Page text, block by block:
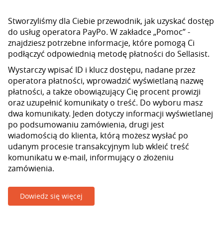
Stworzyliśmy dla Ciebie przewodnik, jak uzyskać dostęp
do usług operatora PayPo. W zakładce „Pomoc” -
znajdziesz potrzebne informacje, które pomogą Ci
podłączyć odpowiednią metodę płatności do Sellasist.
Wystarczy wpisać ID i klucz dostępu, nadane przez
operatora płatności, wprowadzić wyświetlaną nazwę
płatności, a także obowiązujący Cię procent prowizji
oraz uzupełnić komunikaty o treść. Do wyboru masz
dwa komunikaty. Jeden dotyczy informacji wyświetlanej
po podsumowaniu zamówienia, drugi jest
wiadomością do klienta, którą możesz wysłać po
udanym procesie transakcyjnym lub wkleić treść
komunikatu w e-mail, informujący o złożeniu
zamówienia.
Dowiedz się więcej